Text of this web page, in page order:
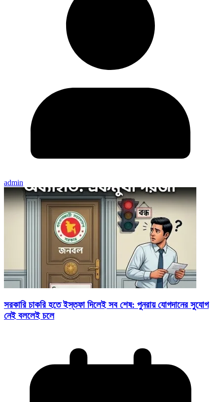
admin
সরকারি চাকরি হতে ইস্তফা দিলেই সব শেষ: পুনরায় যোগদানের সুযোগ
নেই বললেই চলে